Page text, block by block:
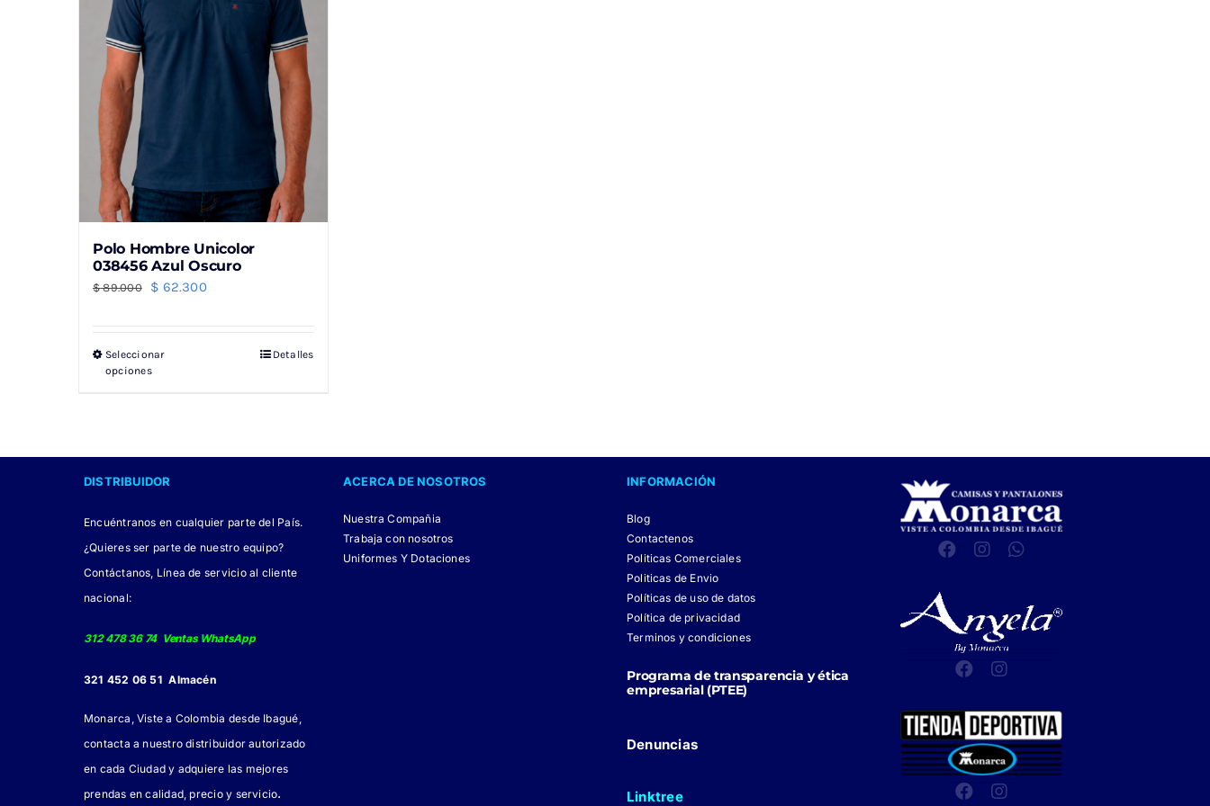
Polo Hombre Unicolor
038456 Azul Oscuro
$89.000
El
era:
$ 62.300El
Seleccionar
opciones
variantes.
se
la
de
producto
Detalles
DISTRIBUIDOR
Encuéntranos en cualquier parte del País.
¿Quieres ser parte de nuestro equipo?
Contáctanos, Línea de servicio al cliente
nacional:
312 478 36 74 Ventas WhatsApp
321 452 06 51 Almacén
Monarca, Viste a Colombia desde Ibagué,
contacta a nuestro distribuidor autorizado
en cada Ciudad y adquiere las mejores
prendas en calidad, precio y servicio.
ACERCA DE NOSOTROS
Nuestra Compañia
Trabaja con nosotros
Uniformes Y Dotaciones
INFORMACIÓN
Blog
Contactenos
Politicas Comerciales
Politicas de Envio
Políticas de uso de datos
Política de privacidad
Terminos y condiciones
Programa de transparencia y ética
empresarial (PTEE)
Denuncias
Linktree